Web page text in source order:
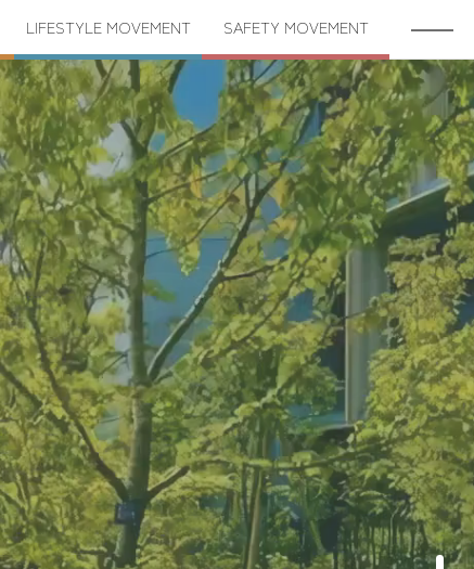
木造建築の推進
常設マンションサロン
LIFESTYLEMOVEMENT
マイボトル推進
SAFETY MOVEMENT
防災イベント
SAFETYMOVEMENT
防災Webサービス
防災リュック
防災備蓄倉庫
防災イベント